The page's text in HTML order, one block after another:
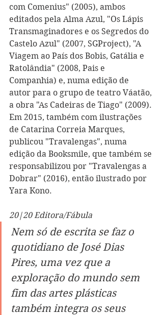
com Comenius" (2005), ambos
editados pela Alma Azul, "Os Lápis
Transmaginadores e os Segredos do
Castelo Azul" (2007, SGProject), "A
Viagem ao País dos Bobis, Gatália e
Ratolândia" (2008, Pais e
Companhia) e, numa edição de
autor para o grupo de teatro Váatão,
a obra "As Cadeiras de Tiago" (2009).
Em 2015, também com ilustrações
de Catarina Correia Marques,
publicou "Travalengas", numa
edição da Booksmile, que também se
responsabilizou por "Travalengas a
Dobrar" (2016), então ilustrado por
Yara Kono.
20|20 Editora/Fábula
Nem só de escrita se faz o
quotidiano de José Dias
Pires, uma vez que a
exploração do mundo sem
fim das artes plásticas
também integra os seus